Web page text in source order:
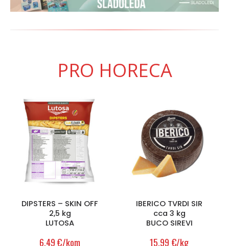
PRO HORECA
DIPSTERS – SKIN OFF
2,5 kg
LUTOSA
6.49€/kom
IBERICO TVRDI SIR
cca 3 kg
BUCO SIREVI
15.99 €/kg